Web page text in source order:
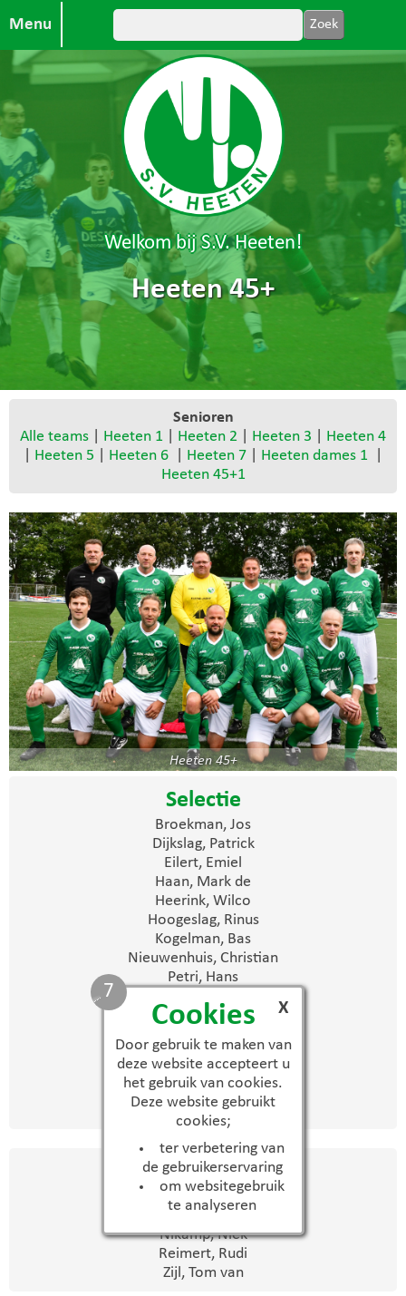
Cookies
Door gebruik te maken van
deze website accepteert u
het gebruik van cookies.
Deze website gebruikt
cookies;
ter verbetering van
de gebruikerservaring
om websitegebruik
te analyseren
X
6
Menu
Welkom bij S.V. Heeten!
Heeten 45+
Senioren
Alle teams
Heeten 1 Heeten 2 Heeten 3
Heeten 4
Heeten 5 Heeten 6 Heeten 7 Heeten dames 1
Heeten 45+1
Heeten 45+
Selectie
Broekman, Jos
Dijkslag, Patrick
Eilert, Emiel
Haan, Mark de
Heerink, Wilco
Hoogeslag, Rinus
Kogelman, Bas
Nieuwenhuis, Christian
Petri, Hans
Schoorlemmer, Louis
Schoot, Christiaan
Tijs, Peter
Wagenmans, Wijnand
Wielen, Ad vd
Witteveen, Mark
Technische Staf
Aarnink, Johnny
Kemper, Johnny
Nikamp, Niek
Reimert, Rudi
Zijl, Tom van